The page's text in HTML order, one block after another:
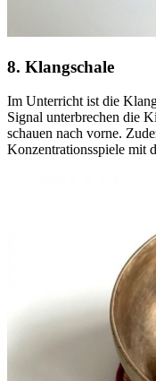
8. Klangschale
Im Unterricht ist die
Signal unterbrechen die
schauen nach vorne.
Konzentrationsspiele mit